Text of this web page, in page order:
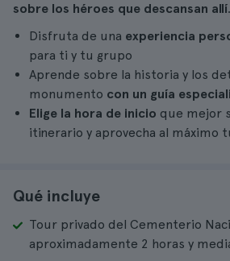
sobre los héroes que descansan allí.
Disfruta de una experiencia
para ti y tu grupo
Aprende sobre la historia y los
monumento con un guía
Elige la hora de inicio que mejor
itinerario y aprovecha al máximo
Qué incluye
Tour privado del Cementerio
aproximadamente 2 horas y